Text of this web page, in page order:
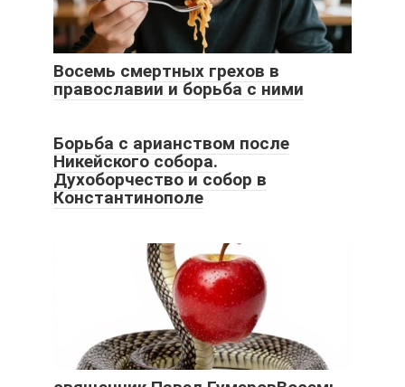
Восемь смертных грехов в
православии и борьба с ними
Борьба с арианством после
Никейского собора.
Духоборчество и собор в
Константинополе